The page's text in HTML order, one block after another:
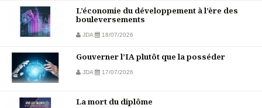
L’économie du développement à l’ère des
bouleversements
JDA 18/07/2026
Gouverner l’IA plutôt que la posséder
JDA 17/07/2026
La mort du diplôme